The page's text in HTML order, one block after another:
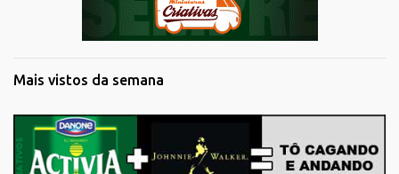
Mais vistos da semana